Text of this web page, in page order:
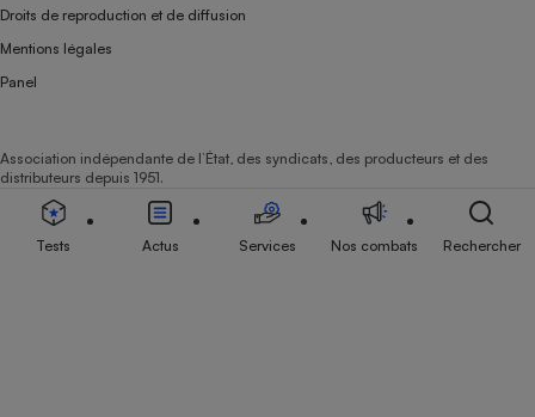
Droits de reproduction et de diffusion
Mentions légales
Panel
Association indépendante de l’État, des syndicats, des producteurs et des
distributeurs depuis 1951.
Tests Actus Services Nos combats Rechercher